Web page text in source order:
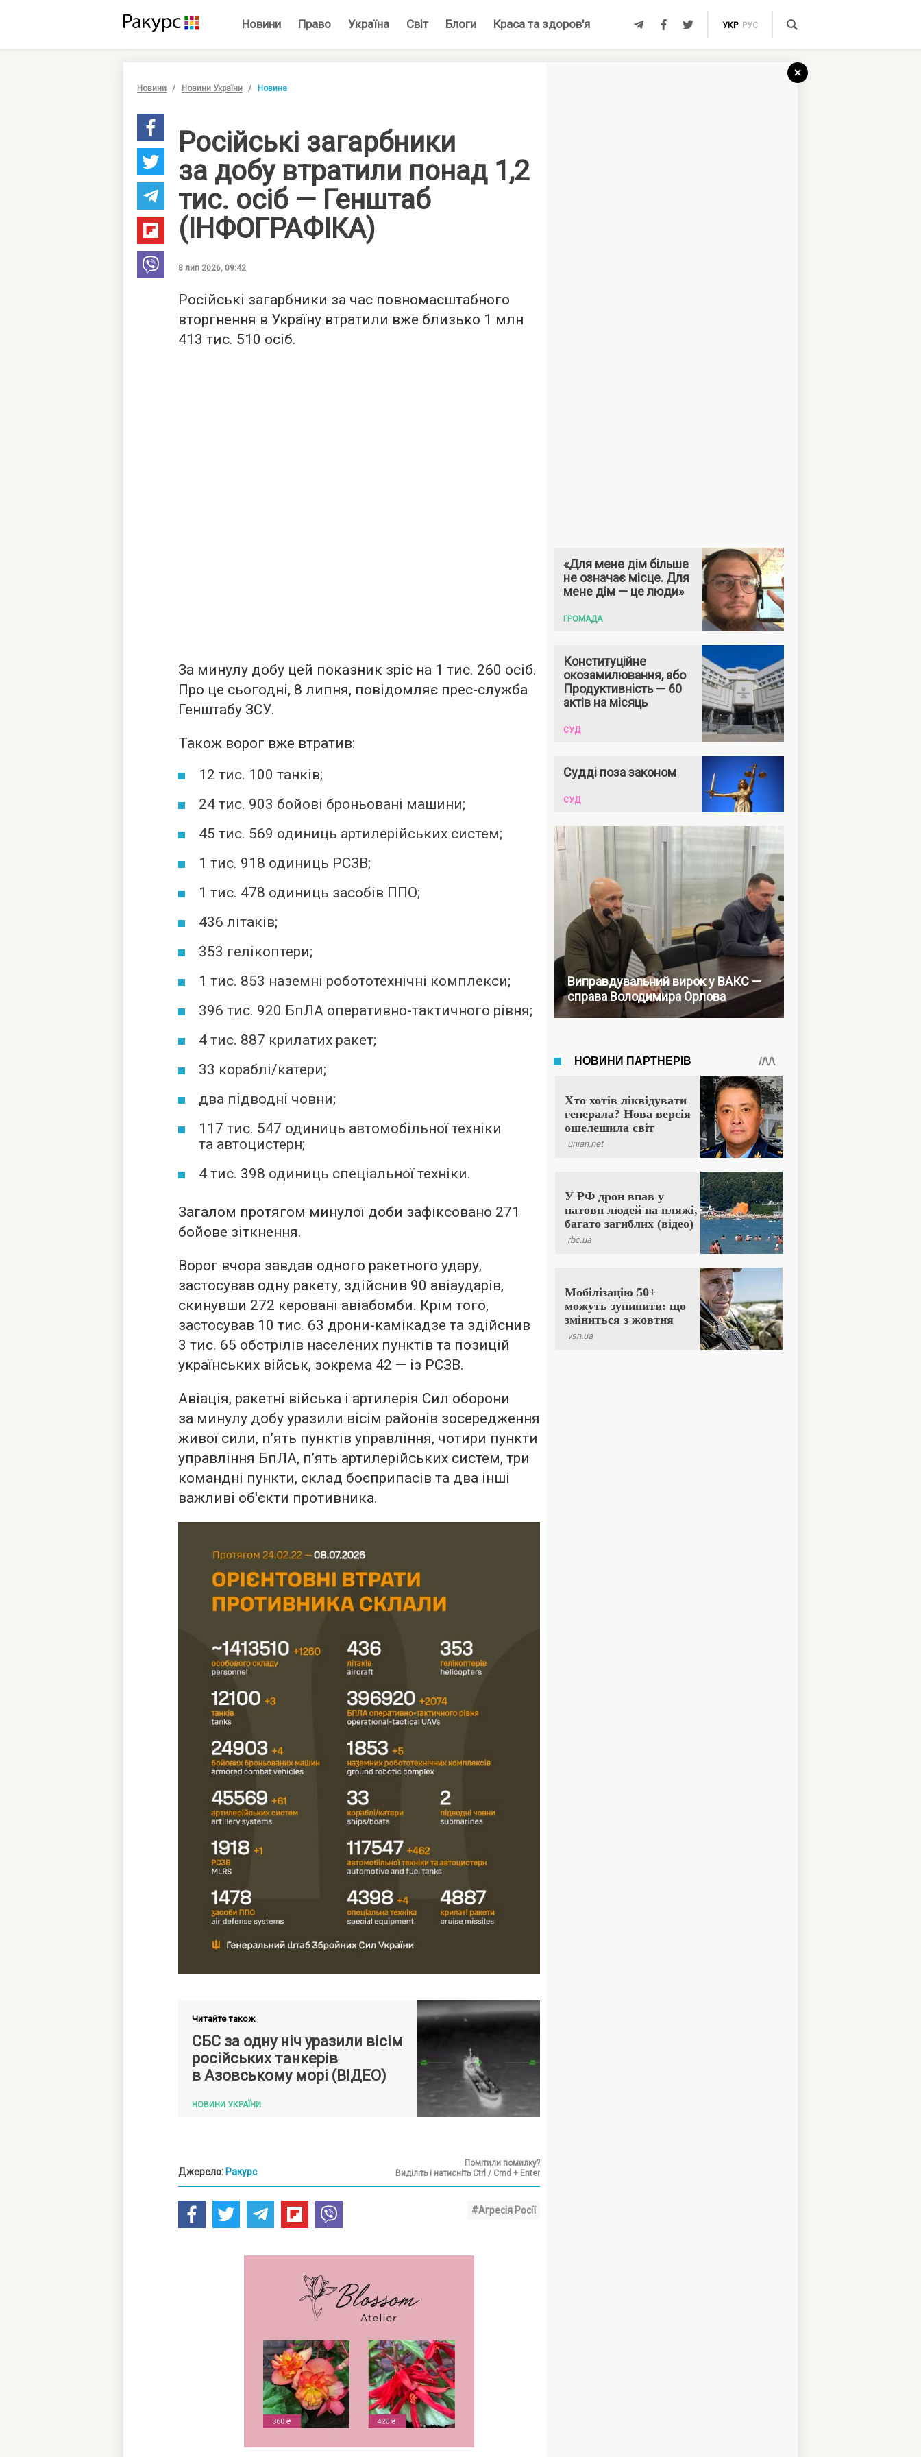
Новини Право Україна Світ Блоги Краса та здоров'я УКР РУС
Новини Новини України Новина
Російські загарбники
за добу втратили понад 1,2
тис. осіб — Генштаб
(ІНФОГРАФІКА)
8 лип 2026, 09:42
Російські загарбники за час повномасштабного
вторгнення в Україну втратили вже близько 1 млн
413 тис. 510 осіб.
За минулу добу цей показник зріс на 1 тис. 260 осіб.
Про це сьогодні, 8 липня, повідомляє прес-служба
Генштабу ЗСУ.
Також ворог вже втратив:
12 тис. 100 танків;
24 тис. 903 бойові броньовані машини;
45 тис. 569 одиниць артилерійських систем;
1 тис. 918 одиниць РСЗВ;
1 тис. 478 одиниць засобів ППО;
436 літаків;
353 гелікоптери;
1 тис. 853 наземні робототехнічні комплекси;
396 тис. 920 БпЛА оперативно-тактичного рівня;
4 тис. 887 крилатих ракет;
33 кораблі/катери;
два підводні човни;
117 тис. 547 одиниць автомобільної техніки
та автоцистерн;
4 тис. 398 одиниць спеціальної техніки.
Загалом протягом минулої доби зафіксовано 271
бойове зіткнення.
Ворог вчора завдав одного ракетного удару,
застосував одну ракету, здійснив 90 авіаударів,
скинувши 272 керовані авіабомби. Крім того,
застосував 10 тис. 63 дрони-камікадзе та здійснив
3 тис. 65 обстрілів населених пунктів та позицій
українських військ, зокрема 42 — із РСЗВ.
Авіація, ракетні війська і артилерія Сил оборони
за минулу добу уразили вісім районів зосередження
живої сили, п’ять пунктів управління, чотири пункти
управління БпЛА, п’ять артилерійських систем, три
командні пункти, склад боєприпасів та два інші
важливі об'єкти противника.
Читайте також
СБС за одну ніч уразили вісім
російських танкерів
в Азовському морі (ВІДЕО)
НОВИНИ УКРАЇНИ
Джерело: Ракурс
Помітили помилку?
Виділіть і натисніть Ctrl / Cmd + Enter
#Агресія Росії
«Для мене дім більше
не означає місце. Для
мене дім — це люди»
ГРОМАДА
Конституційне
окозамилювання, або
Продуктивність — 60
актів на місяць
СУД
Судді поза законом
СУД
Виправдувальний вирок у ВАКС —
справа Володимира Орлова